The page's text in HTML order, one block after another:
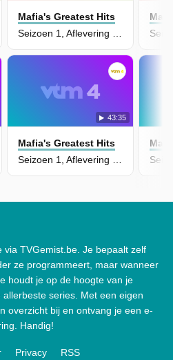
Mafia's Greatest Hits
Seizoen 1, Aflevering 9 - Bugsy Siegel
43:35
Mafia's Greatest Hits
via TVGemist.be. Je bepaalt zelf
ze programmeert, maar wanneer
houdt je op de hoogte van je
series. Met een eigen
overzicht bij en ontvang je een e-
Handig!
Privacy RSS